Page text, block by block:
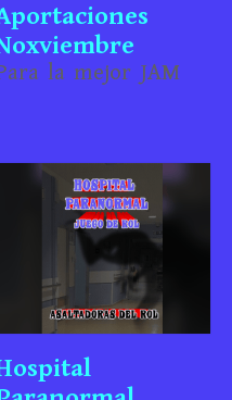
la mejor JAM